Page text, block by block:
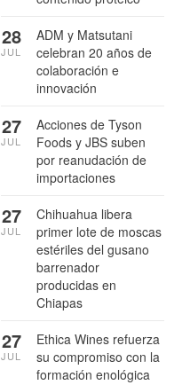
ADM y Matsutani
celebran 20 años de
colaboración e
innovación
28
JUL
Acciones de Tyson
Foods y JBS suben
por reanudación de
importaciones
27
JUL
Chihuahua libera
primer lote de moscas
estériles del gusano
barrenador
producidas en
Chiapas
27
JUL
Ethica Wines refuerza
su compromiso con la
formación enológica
27
JUL